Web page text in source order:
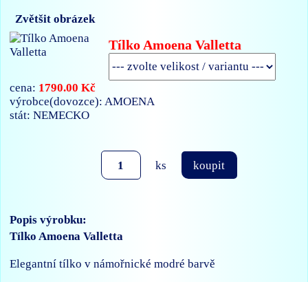
Zvětšit obrázek
Tílko Amoena Valletta
cena: 1790.00 Kč
výrobce(dovozce): AMOENA
stát: NEMECKO
ks koupit
Popis výrobku:
Tílko Amoena Valletta
Elegantní tílko v námořnické modré barvě